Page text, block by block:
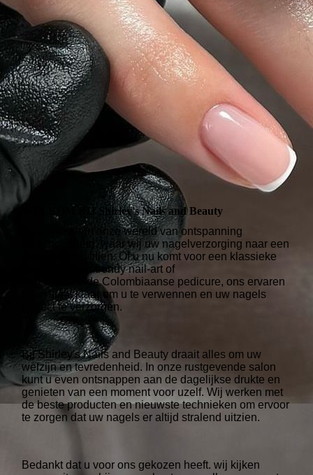
WELKOM BIJ Shirley's Nails and Beauty
Stap binnen in onze wereld van ontspanning
en schoonheid, waar wij uw nagelverzorging naar een
hoger niveau tillen. Of u nu komt voor een klassieke
manicure, een trendy nail-art of
een uitgebreide Colombiaanse pedicure, ons ervaren
team staat klaar om u te verwennen en uw nagels
perfect te verzorgen.
Bij Shirley's Nails and Beauty draait alles om uw
welzijn en tevredenheid. In onze rustgevende salon
kunt u even ontsnappen aan de dagelijkse drukte en
genieten van een moment voor uzelf. Wij werken met
de beste producten en nieuwste technieken om ervoor
te zorgen dat uw nagels er altijd stralend uitzien.
Bedankt dat u voor ons gekozen heeft. wij kijken